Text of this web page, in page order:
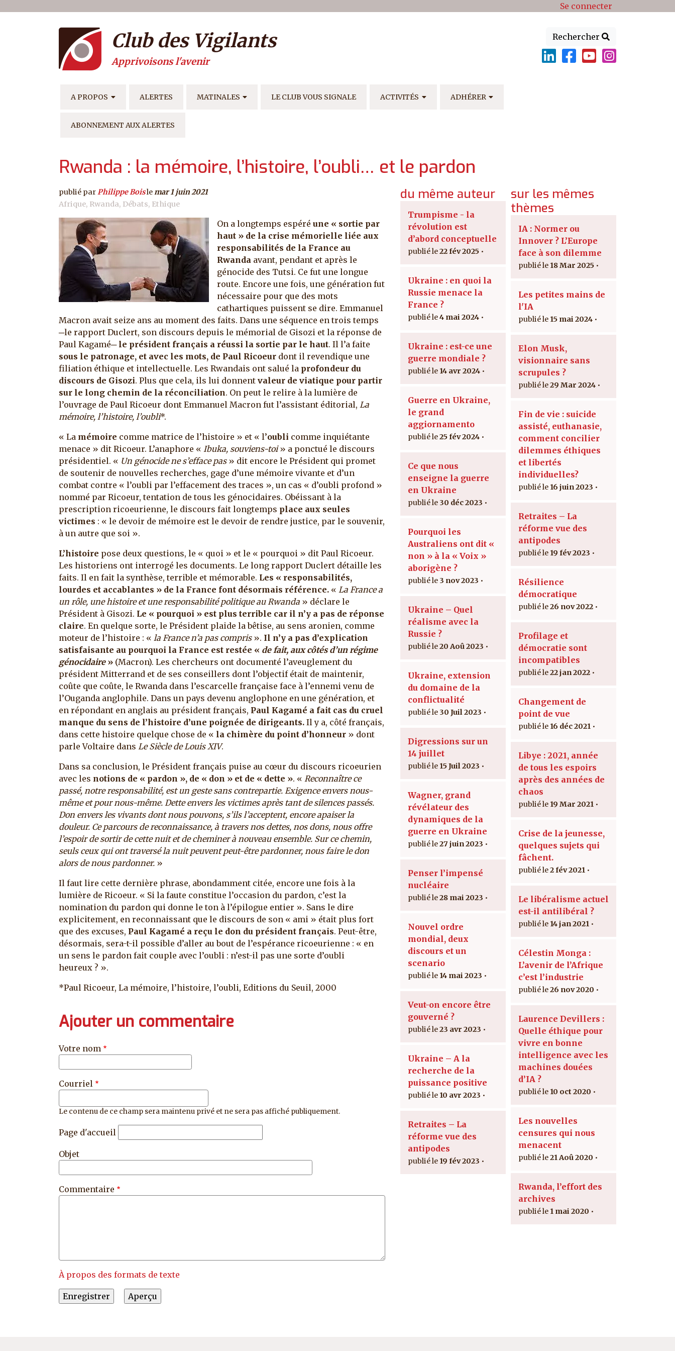
Menu du compte de l'utilisateur Se connecter
Rechercher
Club des Vigilants
Apprivoisons l'avenir
NAVIGATION PRINCIPALE
A PROPOS ALERTES MATINALES LE CLUB VOUS SIGNALE ACTIVITÉS ADHÉRER
ABONNEMENT AUX ALERTES
Rwanda : la mémoire, l’histoire, l’oubli… et le pardon
publié par Philippe Boisle mar 1 juin 2021
Afrique Rwanda Débats Ethique
On a longtemps espéré une « sortie par
haut » de la crise mémorielle liée aux
responsabilités de la France au
Rwanda avant, pendant et après le
génocide des Tutsi. Ce fut une longue
route. Encore une fois, une génération fut
nécessaire pour que des mots
cathartiques puissent se dire. Emmanuel
Macron avait seize ans au moment des faits. Dans une séquence en trois temps
─le rapport Duclert, son discours depuis le mémorial de Gisozi et la réponse de
Paul Kagamé─ le président français a réussi la sortie par le haut. Il l’a faite
sous le patronage, et avec les mots, de Paul Ricoeur dont il revendique une
filiation éthique et intellectuelle. Les Rwandais ont salué la profondeur du
discours de Gisozi. Plus que cela, ils lui donnent valeur de viatique pour partir
sur le long chemin de la réconciliation. On peut le relire à la lumière de
l’ouvrage de Paul Ricoeur dont Emmanuel Macron fut l’assistant éditorial, La
mémoire, l’histoire, l’oubli*.
« La mémoire comme matrice de l’histoire » et « l’oubli comme inquiétante
menace » dit Ricoeur. L’anaphore « Ibuka, souviens-toi» a ponctué le discours
présidentiel. « Un génocide ne s’efface pas» dit encore le Président qui promet
de soutenir de nouvelles recherches, gage d’une mémoire vivante et d’un
combat contre « l’oubli par l’effacement des traces », un cas « d’oubli profond »
nommé par Ricoeur, tentation de tous les génocidaires. Obéissant à la
prescription ricoeurienne, le discours fait longtemps place aux seules
victimes : « le devoir de mémoire est le devoir de rendre justice, par le souvenir,
à un autre que soi ».
L’histoire pose deux questions, le « quoi » et le « pourquoi » dit Paul Ricoeur.
Les historiens ont interrogé les documents. Le long rapport Duclert détaille les
faits. Il en fait la synthèse, terrible et mémorable. Les « responsabilités,
lourdes et accablantes » de la France font désormais référence. « La France a
un rôle, une histoire et une responsabilité politique au Rwanda » déclare le
Président à Gisozi. Le « pourquoi » est plus terrible car il n’y a pas de réponse
claire. En quelque sorte, le Président plaide la bêtise, au sens aronien, comme
moteur de l’histoire : « la France n’a pas compris». Il n’y a pas d’explication
satisfaisante au pourquoi la France est restée « de fait, aux côtés d’un régime
génocidaire» (Macron). Les chercheurs ont documenté l’aveuglement du
président Mitterrand et de ses conseillers dont l’objectif était de maintenir,
coûte que coûte, le Rwanda dans l’escarcelle française face à l’ennemi venu de
l’Ouganda anglophile. Dans un pays devenu anglophone en une génération, et
en répondant en anglais au président français, Paul Kagamé a fait cas du cruel
manque du sens de l’histoire d’une poignée de dirigeants. Il y a, côté français,
dans cette histoire quelque chose de « la chimère du point d’honneur » dont
parle Voltaire dans Le Siècle de Louis XIV.
Dans sa conclusion, le Président français puise au cœur du discours ricoeurien
avec les notions de « pardon », de « don » et de « dette ». « Reconnaître ce
passé, notre responsabilité, est un geste sans contrepartie. Exigence envers nous-
même et pour nous-même. Dette envers les victimes après tant de silences passés.
Don envers les vivants dont nous pouvons, s’ils l’acceptent, encore apaiser la
douleur. Ce parcours de reconnaissance, à travers nos dettes, nos dons, nous offre
l’espoir de sortir de cette nuit et de cheminer à nouveau ensemble. Sur ce chemin,
seuls ceux qui ont traversé la nuit peuvent peut-être pardonner, nous faire le don
alors de nous pardonner. »
Il faut lire cette dernière phrase, abondamment citée, encore une fois à la
lumière de Ricoeur. « Si la faute constitue l’occasion du pardon, c’est la
nomination du pardon qui donne le ton à l’épilogue entier ». Sans le dire
explicitement, en reconnaissant que le discours de son « ami » était plus fort
que des excuses, Paul Kagamé a reçu le don du président français. Peut-être,
désormais, sera-t-il possible d’aller au bout de l’espérance ricoeurienne : « en
un sens le pardon fait couple avec l’oubli : n’est-il pas une sorte d’oubli
heureux ? ».
*Paul Ricoeur, La mémoire, l’histoire, l’oubli, Editions du Seuil, 2000
Ajouter un commentaire
Votre nom
Courriel
Le contenu de ce champ sera maintenu privé et ne sera pas affiché publiquement.
Page d'accueil
Objet
Commentaire
À propos des formats de texte
du même auteur
Trumpisme - la
révolution est
d’abord conceptuelle
22 fév 2025
Ukraine : en quoi la
Russie menace la
France ?
4 mai 2024
Ukraine : est-ce une
guerre mondiale ?
14 avr 2024
Guerre en Ukraine,
le grand
aggiornamento
25 fév 2024
Ce que nous
enseigne la guerre
en Ukraine
30 déc 2023
Pourquoi les
Australiens ont dit «
non » à la « Voix »
aborigène ?
3 nov 2023
Ukraine – Quel
réalisme avec la
Russie ?
20 Aoû 2023
Ukraine, extension
du domaine de la
conflictualité
30 Juil 2023
Digressions sur un
14 juillet
15 Juil 2023
Wagner, grand
révélateur des
dynamiques de la
guerre en Ukraine
27 juin 2023
Penser l’impensé
nucléaire
28 mai 2023
Nouvel ordre
mondial, deux
discours et un
scenario
14 mai 2023
Veut-on encore être
gouverné ?
23 avr 2023
Ukraine – A la
recherche de la
puissance positive
10 avr 2023
Retraites – La
réforme vue des
antipodes
19 fév 2023
sur les mêmes
thèmes
IA : Normer ou
Innover ? L’Europe
face à son dilemme
18 Mar 2025
Les petites mains de
l'IA
15 mai 2024
Elon Musk,
visionnaire sans
scrupules ?
29 Mar 2024
Fin de vie : suicide
assisté, euthanasie,
comment concilier
dilemmes éthiques
et libertés
individuelles?
16 juin 2023
Retraites – La
réforme vue des
antipodes
19 fév 2023
Résilience
démocratique
26 nov 2022
Profilage et
démocratie sont
incompatibles
22 jan 2022
Changement de
point de vue
16 déc 2021
Libye : 2021, année
de tous les espoirs
après des années de
chaos
19 Mar 2021
Crise de la jeunesse,
quelques sujets qui
fâchent.
2 fév 2021
Le libéralisme actuel
est-il antilibéral ?
14 jan 2021
Célestin Monga :
L’avenir de l’Afrique
c’est l’industrie
26 nov 2020
Laurence Devillers :
Quelle éthique pour
vivre en bonne
intelligence avec les
machines douées
d’IA ?
10 oct 2020
Les nouvelles
censures qui nous
menacent
21 Aoû 2020
Rwanda, l’effort des
archives
1 mai 2020